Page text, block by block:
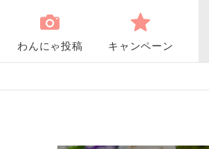
わんにゃ投稿 キャンペーン